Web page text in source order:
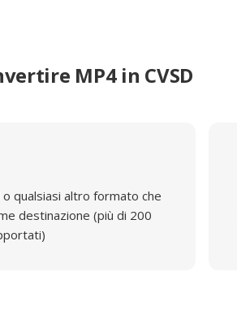
MP4 in CVSD
o qualsiasi altro formato che
destinazione (più di 200